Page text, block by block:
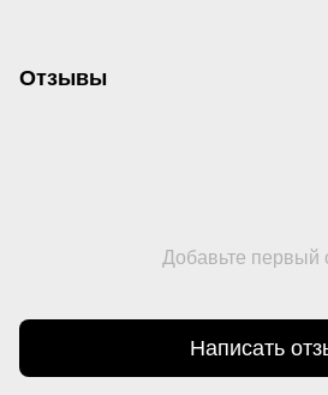
Отзывы
Добавьте первый
Написать